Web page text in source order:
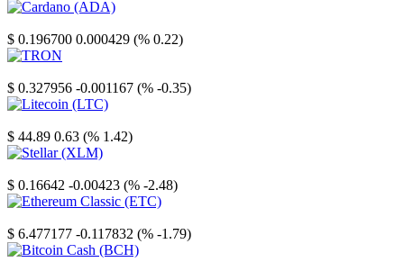
$ 0.196700 0.000429 (% 0.22)
$ 0.327956 -0.001167 (% -0.35)
$ 44.89 0.63 (% 1.42)
$ 0.16642 -0.00423 (% -2.48)
$ 6.477177 -0.117832 (% -1.79)